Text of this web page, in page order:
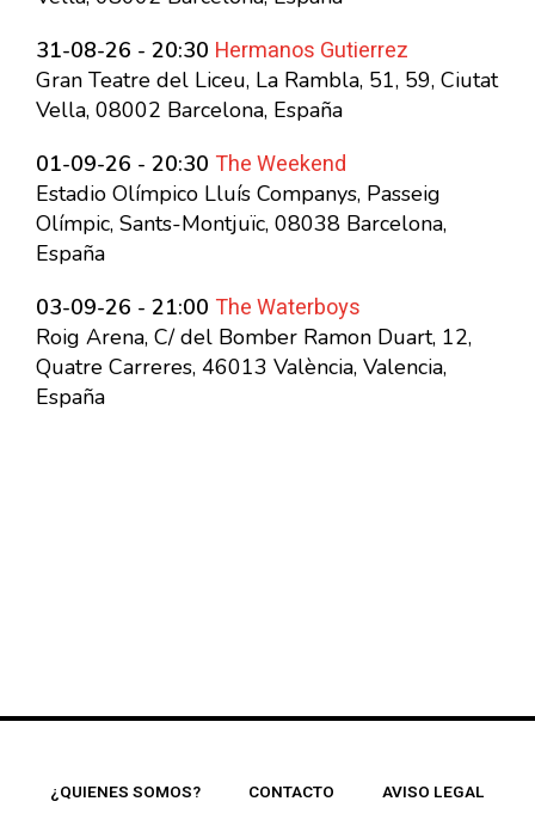
31-08-26 - 20:30 Hermanos Gutierrez
Gran Teatre del Liceu, La Rambla, 51, 59, Ciutat
Vella, 08002 Barcelona, España
01-09-26 - 20:30 The Weekend
Estadio Olímpico Lluís Companys, Passeig
Olímpic, Sants-Montjuïc, 08038 Barcelona,
España
03-09-26 - 21:00 The Waterboys
Roig Arena, C/ del Bomber Ramon Duart, 12,
Quatre Carreres, 46013 València, Valencia,
España
¿QUIENES SOMOS? CONTACTO AVISO LEGAL